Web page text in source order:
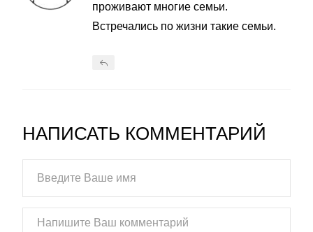
проживают многие семьи.
Встречались по жизни такие семьи.
НАПИСАТЬ КОММЕНТАРИЙ